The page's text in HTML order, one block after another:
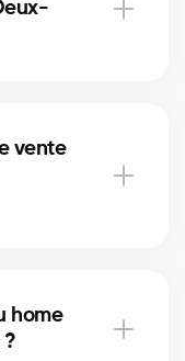
utiles.
guident pour
vente
des acheteurs
home
?